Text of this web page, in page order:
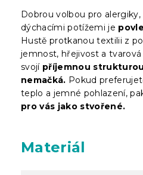
Dobrou volbou pro
dýchacími potížemi je
Hustě protkanou textilii z
jemnost, hřejivost a
svojí příjemnou
nemačká. Pokud
teplo a jemné pohlazení,
pro vás jako stvořené.
Materiál